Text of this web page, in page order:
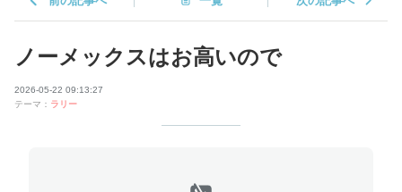
ノーメックスはお高いので
2026-05-22 09:13:27
テーマ： ラリー